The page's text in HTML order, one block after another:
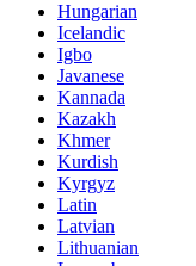
Hungarian
Icelandic
Igbo
Javanese
Kannada
Kazakh
Khmer
Kurdish
Kyrgyz
Latin
Latvian
Lithuanian